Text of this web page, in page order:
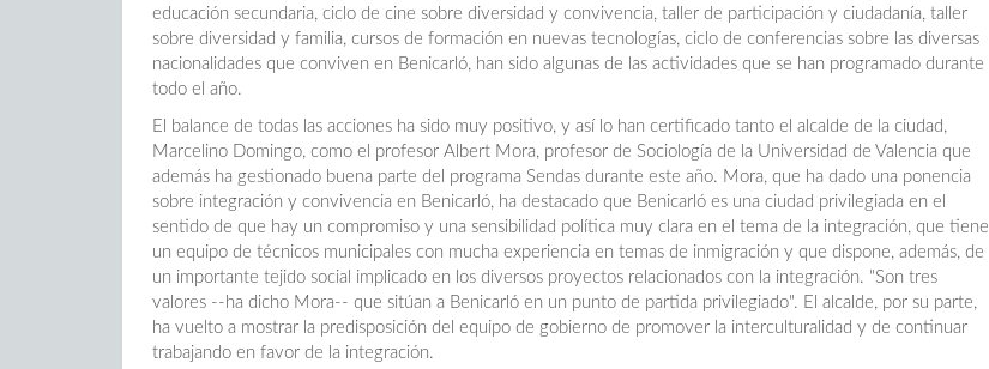
educación secundaria, ciclo de cine sobre diversidad y convivencia, taller de participación y ciudadanía, taller
sobre diversidad y familia, cursos de formación en nuevas tecnologías, ciclo de conferencias sobre las diversas
nacionalidades que conviven en Benicarló, han sido algunas de las actividades que se han programado durante
todo el año.
El balance de todas las acciones ha sido muy positivo, y así lo han certificado tanto el alcalde de la ciudad,
Marcelino Domingo, como el profesor Albert Mora, profesor de Sociología de la Universidad de Valencia que
además ha gestionado buena parte del programa Sendas durante este año. Mora, que ha dado una ponencia
sobre integración y convivencia en Benicarló, ha destacado que Benicarló es una ciudad privilegiada en el
sentido de que hay un compromiso y una sensibilidad política muy clara en el tema de la integración, que tiene
un equipo de técnicos municipales con mucha experiencia en temas de inmigración y que dispone, además, de
un importante tejido social implicado en los diversos proyectos relacionados con la integración. "Son tres
valores --ha dicho Mora-- que sitúan a Benicarló en un punto de partida privilegiado". El alcalde, por su parte,
ha vuelto a mostrar la predisposición del equipo de gobierno de promover la interculturalidad y de continuar
trabajando en favor de la integración.